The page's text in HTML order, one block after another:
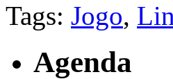
Tags: Jogo,
Agenda